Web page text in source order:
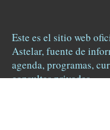
Este es el sitio web
Astelar, fuente de
agenda, programas,
consultas privadas.